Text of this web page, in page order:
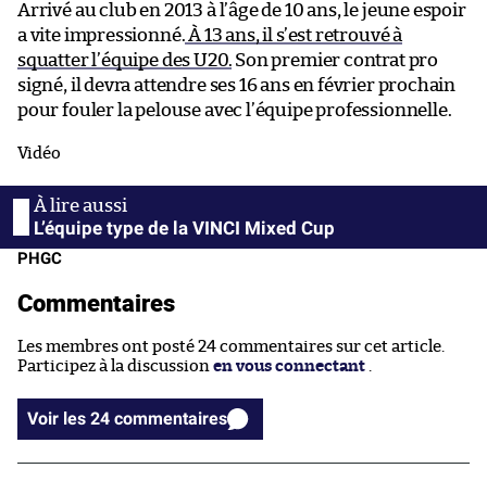
Arrivé au club en 2013 à l’âge de 10 ans, le jeune espoir
a vite impressionné.À 13 ans, il s’est retrouvé à
squatter l’équipe des U20. Son premier contrat pro
signé, il devra attendre ses 16 ans en février prochain
pour fouler la pelouse avec l’équipe professionnelle.
Vidéo
L’équipe type de la VINCI Mixed Cup
PHGC
Commentaires
Les membres ont posté 24 commentaires sur cet article.
Participez à la discussion en vous connectant .
Voir les 24 commentaires